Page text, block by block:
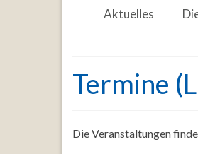
Aktuelles
Termine
Die Veranstaltungen